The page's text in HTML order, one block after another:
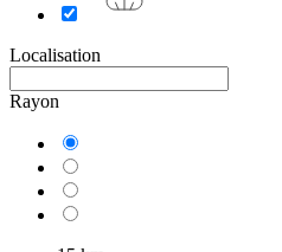
Localisation
Rayon